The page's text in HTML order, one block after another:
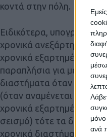
μόνο
ανά
κοντά στην πόλη.
Ειδικότερα,
χρονικά ανεξάρτητης
χρονικά εξαρτημένης
παραπλήσια για μεγάλες
διαστήματα όταν το
(όταν αναμένεται
χρονικά εξαρτημένης
σεισμό) τότε τα δύο
χρονικά διαστήματα.